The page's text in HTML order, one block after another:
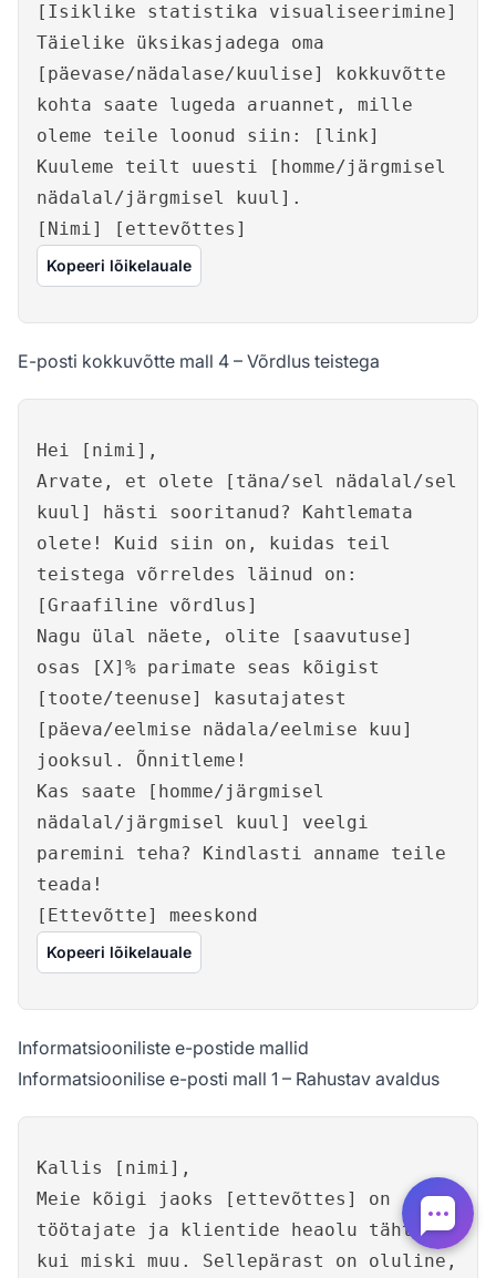
[Isiklike statistika visualiseerimine]
Täielike üksikasjadega oma
[päevase/nädalase/kuulise] kokkuvõtte
kohta saate lugeda aruannet, mille
oleme teile loonud siin: [link]
Kuuleme teilt uuesti [homme/järgmisel
nädalal/järgmisel kuul].
[Nimi] [ettevõttes]
Kopeeri lõikelauale
E-posti kokkuvõtte mall 4 – Võrdlus teistega
Hei [nimi],
Arvate, et olete [täna/sel nädalal/sel
kuul] hästi sooritanud? Kahtlemata
olete! Kuid siin on, kuidas teil
teistega võrreldes läinud on:
[Graafiline võrdlus]
Nagu ülal näete, olite [saavutuse]
osas [X]% parimate seas kõigist
[toote/teenuse] kasutajatest
[päeva/eelmise nädala/eelmise kuu]
jooksul. Õnnitleme!
Kas saate [homme/järgmisel
nädalal/järgmisel kuul] veelgi
paremini teha? Kindlasti anname teile
teada!
[Ettevõtte] meeskond
Kopeeri lõikelauale
Informatsiooniliste e-postide mallid
Informatsioonilise e-posti mall 1 – Rahustav avaldus
Kallis [nimi],
Meie kõigi jaoks [ettevõttes] on
töötajate ja klientide heaolu tähtsam
kui miski muu. Sellepärast on oluline,